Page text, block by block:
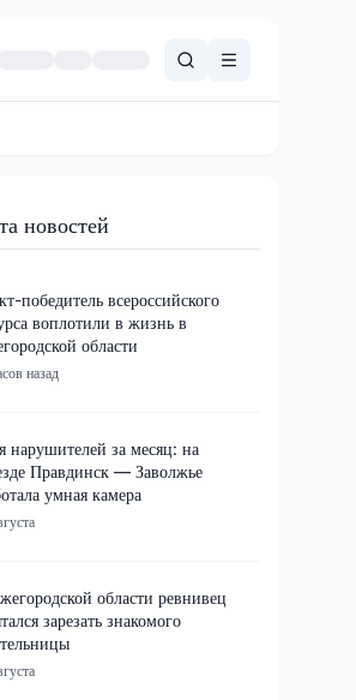
новостей
победитель всероссийского
воплотили в жизнь в
области
назад
нарушителей за месяц: на
Правдинск — Заволжье
умная камера
области ревнивец
зарезать знакомого